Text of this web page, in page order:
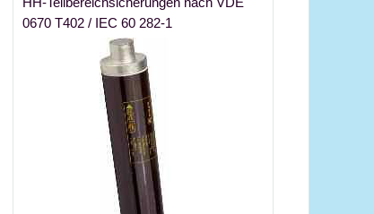
0670 T402 / IEC 60 282-1